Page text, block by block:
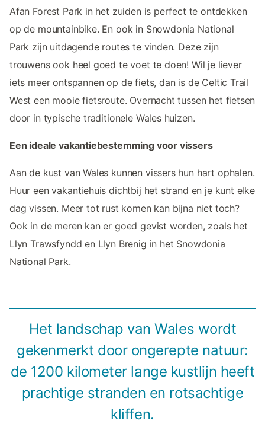
Afan Forest Park in het zuiden is perfect te ontdekken
op de mountainbike. En ook in Snowdonia National
Park zijn uitdagende routes te vinden. Deze zijn
trouwens ook heel goed te voet te doen! Wil je liever
iets meer ontspannen op de fiets, dan is de Celtic Trail
West een mooie fietsroute. Overnacht tussen het fietsen
door in typische traditionele Wales huizen.
Een ideale vakantiebestemming voor vissers
Aan de kust van Wales kunnen vissers hun hart ophalen.
Huur een vakantiehuis dichtbij het strand en je kunt elke
dag vissen. Meer tot rust komen kan bijna niet toch?
Ook in de meren kan er goed gevist worden, zoals het
Llyn Trawsfyndd en Llyn Brenig in het Snowdonia
National Park.
Het landschap van Wales wordt
gekenmerkt door ongerepte natuur:
de 1200 kilometer lange kustlijn heeft
prachtige stranden en rotsachtige
kliffen.